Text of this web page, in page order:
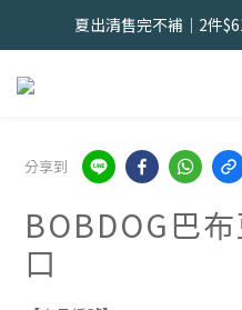
會員限定 | 女內褲任選3
夏出清售完不補｜2件
找到舒適の起點
分享到
BOBDOG巴
口